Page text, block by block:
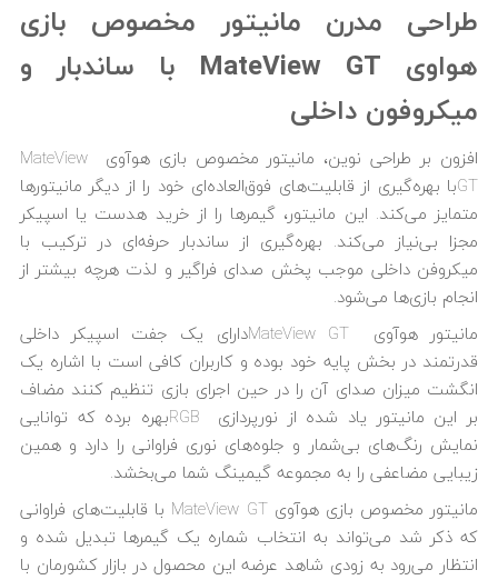
طراحی مدرن مانیتور مخصوص بازی
هواوی MateView GT
با ساندبار و
میکروفون داخلی
افزون بر طراحی نوین، مانیتور مخصوص بازی هوآوی MateView
GTبا بهره‌گیری از قابلیت‌های فوق‌العاده‌ای خود را از دیگر مانیتورها
متمایز می‌کند. این مانیتور، گیمرها را از خرید هدست یا اسپیکر
مجزا بی‌نیاز می‌کند. بهره‌گیری از ساندبار حرفه‌ای در ترکیب با
میکروفن داخلی موجب پخش صدای فراگیر و لذت هرچه بیشتر از
انجام بازی‌ها می‌شود.
مانیتور هوآوی MateView GTدارای یک جفت اسپیکر داخلی
قدرتمند در بخش پایه خود بوده و کاربران کافی است با اشاره یک
انگشت میزان صدای آن را در حین اجرای بازی تنظیم کنند مضاف
بر این مانیتور یاد شده از نورپردازی RGBبهره برده که توانایی
نمایش رنگ‌های بی‌شمار و جلوه‌های نوری فراوانی را دارد و همین
زیبایی مضاعفی را به مجموعه گیمینگ شما می‌بخشد.
مانیتور مخصوص بازی هوآوی MateView GT با قابلیت‌های فراوانی
که ذکر شد می‌تواند به انتخاب شماره یک گیمرها تبدیل شده و
انتظار می‌رود به زودی شاهد عرضه این محصول در بازار کشورمان با